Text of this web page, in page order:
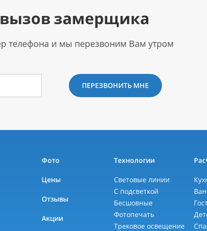
замерщика
телефона и мы перезвоним Вам утром
ПЕРЕЗВОНИТЬ МНЕ
Фото
Цены
Отзывы
Акции
Технологии
Световые линии
С подсветкой
Бесшовные
Фотопечать
Трековое освещение